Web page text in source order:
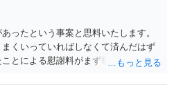
ったという事案と思料いたします。
くいっていればしなくて済んだはず
とによる慰謝料がまず挙げられ、こ
ての慰謝料や、逸失利益なども請求